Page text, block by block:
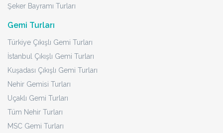
Şeker Bayramı Turları
Gemi Turları
Türkiye Çıkışlı Gemi Turları
İstanbul Çıkışlı Gemi Turları
Kuşadası Çıkışlı Gemi Turları
Nehir Gemisi Turları
Uçaklı Gemi Turları
Tüm Nehir Turları
MSC Gemi Turları